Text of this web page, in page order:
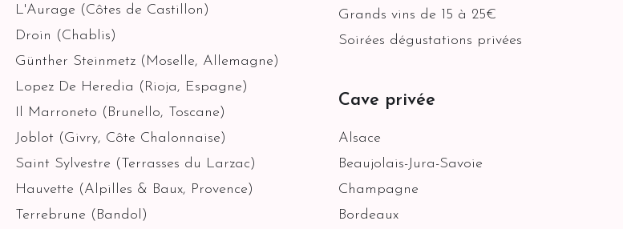
L'Aurage (Côtes de Castillon)
Droin (Chablis)
Günther Steinmetz (Moselle, Allemagne)
Lopez De Heredia (Rioja, Espagne)
Il Marroneto (Brunello, Toscane)
Joblot (Givry, Côte Chalonnaise)
Saint Sylvestre (Terrasses du Larzac)
Hauvette (Alpilles & Baux, Provence)
Terrebrune (Bandol)
Grands vins de 15 à 25€
Soirées dégustations privées
Cave privée
Alsace
Beaujolais-Jura-Savoie
Champagne
Bordeaux